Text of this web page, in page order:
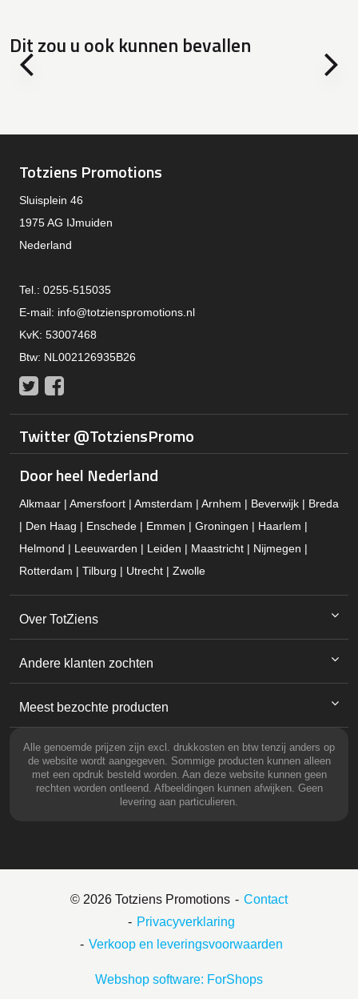
Dit zou u ook kunnen bevallen
Totziens Promotions
Sluisplein 46
1975 AG IJmuiden
Nederland
Tel.: 0255-515035
E-mail: info@totzienspromotions.nl
KvK: 53007468
Btw: NL002126935B26
Twitter
Twitter @TotziensPromo
Door heel Nederland
Alkmaar | Amersfoort | Amsterdam | Arnhem | Beverwijk | Breda
| Den Haag | Enschede | Emmen | Groningen | Haarlem |
Helmond | Leeuwarden | Leiden | Maastricht | Nijmegen |
Rotterdam | Tilburg | Utrecht | Zwolle
Over TotZiens
Andere klanten zochten
Meest bezochte producten
Alle genoemde prijzen zijn excl. drukkosten en btw tenzij anders op
de website wordt aangegeven. Sommige producten kunnen alleen
met een opdruk besteld worden. Aan deze website kunnen geen
rechten worden ontleend. Afbeeldingen kunnen afwijken. Geen
levering aan particulieren.
© 2026 Totziens Promotions
Contact
Privacyverklaring
Verkoop en leveringsvoorwaarden
Webshop software: ForShops